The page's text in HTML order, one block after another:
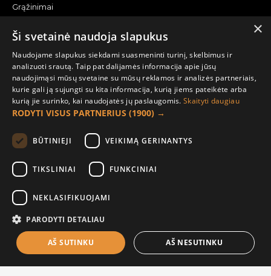
Į KREPŠELĮ
Grąžinimai
Pirkėjo paskyra
Mano paskyra
Užsakymai
Naujienlaiškiai
Informacija užsakovui
Apie mus
Pristatymo informacija
Privatumo ir slapukų politika
Sąlygos ir taisyklės
×
Ši svetainė naudoja slapukus
Naudojame slapukus siekdami suasmeninti turinį, skelbimus ir
analizuoti srautą. Taip pat dalijamės informacija apie jūsų
naudojimąsi mūsų svetaine su mūsų reklamos ir analizės partneriais,
kurie gali ją sujungti su kita informacija, kurią jiems pateikėte arba
kurią jie surinko, kai naudojatės jų paslaugomis.Skaityti daugiau
RODYTI VISUS PARTNERIUS (1900) →
BŪTINIEJI VEIKIMĄ GERINANTYS
TIKSLINIAI FUNKCINIAI
NEKLASIFIKUOJAMI
PARODYTI DETALIAU
AŠ SUTINKU AŠ NESUTINKU